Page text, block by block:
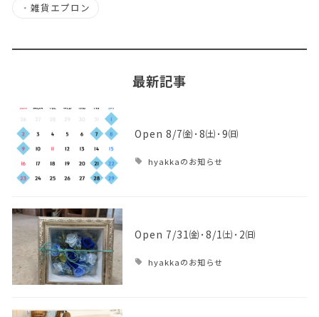
・ 雑貨エプロン
最新記事
Open 8/7㈮･8㈯･9㈰
hyakkaのお知らせ
Open 7/31㈮･8/1㈯･2㈰
hyakkaのお知らせ